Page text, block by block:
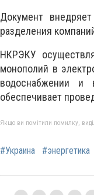
Документ
разделения
НКРЭКУ
монополий в
водоснабжении и
обеспечивает
Якщо ви помітили помилку,
#Украина #энергетика